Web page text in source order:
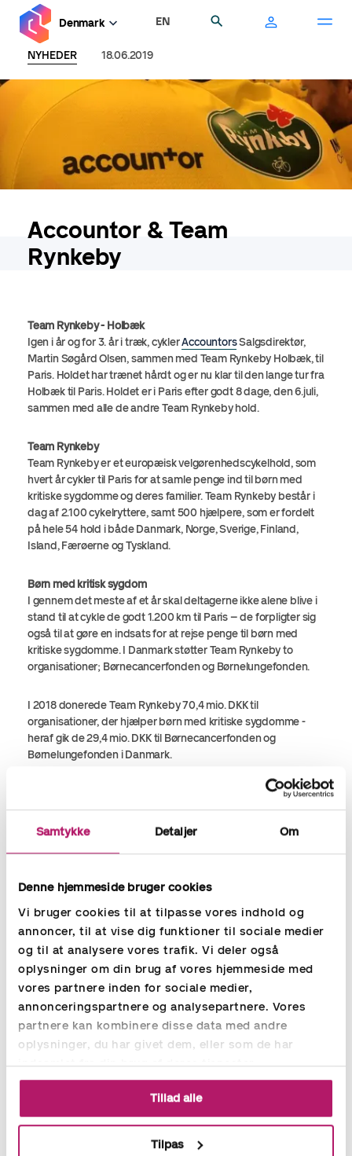
Samtykke Detaljer Om
Denne hjemmeside bruger cookies
Vi bruger cookies til at tilpasse vores indhold og
annoncer, til at vise dig funktioner til sociale medier
og til at analysere vores trafik. Vi deler også
oplysninger om din brug af vores hjemmeside med
vores partnere inden for sociale medier,
annonceringspartnere og analysepartnere. Vores
partnere kan kombinere disse data med andre
oplysninger, du har givet dem, eller som de har
indsamlet fra din brug af deres tjenester.
Tillad alle
Tilpas
hovedindhold
Denmark EN
NYHEDER 18.06.2019
Accountor & Team
Rynkeby
Team Rynkeby - Holbæk
Igen i år og for 3. år i træk, cyklerAccountorsSalgsdirektør,
Martin Søgård Olsen, sammen med Team Rynkeby Holbæk, til
Paris. Holdet har trænet hårdt og er nu klar til den lange tur fra
Holbæk til Paris. Holdet er i Paris efter godt 8 dage, den 6.juli,
sammen med alle de andre Team Rynkeby hold.
Team Rynkeby
Team Rynkeby er et europæisk velgørenhedscykelhold, som
hvert år cykler til Paris for at samle penge ind til børn med
kritiske sygdomme og deres familier. Team Rynkeby består i
dag af 2.100 cykelryttere, samt 500 hjælpere, som er fordelt
på hele 54 hold i både Danmark, Norge, Sverige, Finland,
Island, Færøerne og Tyskland.
Børn med kritisk sygdom
I gennem det meste af et år skal deltagerne ikke alene blive i
stand til at cykle de godt 1.200 km til Paris – de forpligter sig
også til at gøre en indsats for at rejse penge til børn med
kritiske sygdomme. I Danmark støtter Team Rynkeby to
organisationer; Børnecancerfonden og Børnelungefonden.
I 2018 donerede Team Rynkeby 70,4 mio. DKK til
organisationer, der hjælper børn med kritiske sygdomme -
heraf gik de 29,4 mio. DKK til Børnecancerfonden og
Børnelungefonden i Danmark.
På billedet herunder ses Team Rynkeby Holbæk cykelholdet,
som her tager en velfortjent pause foran Accountors kontor i
Herlev.